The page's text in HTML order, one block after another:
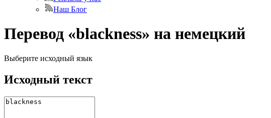
Наш Блог
Перевод «blackness» на немецкий
Выберите исходный язык
Исходный текст